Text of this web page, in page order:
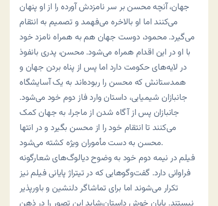
جهان، آنچه محسن بر سر نامزدش آورده را از او پنهان
می‌کنند اما او بالاخره می‌فهمد و تصمیم به انتقام
می‌گیرد. محمود، دوست جهان هم به همراه نامزد خود
با او در این اقدام همراه می‌شود. محسن، پدری بانفوذ
در لایه‌های حکومت دارد اما پس از پناه بردن جهان و
همدستانش که محسن را ربوده‌اند به یک آسایشگاه
جانبازان شیمیایی، داستان وارد فاز دوم خود می‌شود.
جانبازان پس از آگاه شدن از ماجرا، به جهان کمک
می‌کنند تا انتقام خود را از محسن بگیرد و در انتها
محسن به دست مأموران ویژه کشته می‌شود.
فیلم در نیمه دوم خود به وضوح دیالوگ‌های شعارگونه
فراوانی دارد. گفت‌وگوهایی که در تیتراژ پایانی فیلم نیز
تکرار می‌شوند اما برای تماشاگر دلنشین و باورپذیر